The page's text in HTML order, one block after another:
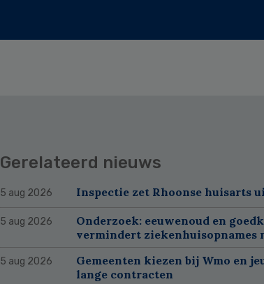
Gerelateerd nieuws
5 aug 2026 Inspectie zet Rhoonse huisarts
5 aug 2026
Onderzoek: eeuwenoud en
vermindert ziekenhuisopnames
5 aug 2026
Gemeenten kiezen bij Wmo en
lange contracten